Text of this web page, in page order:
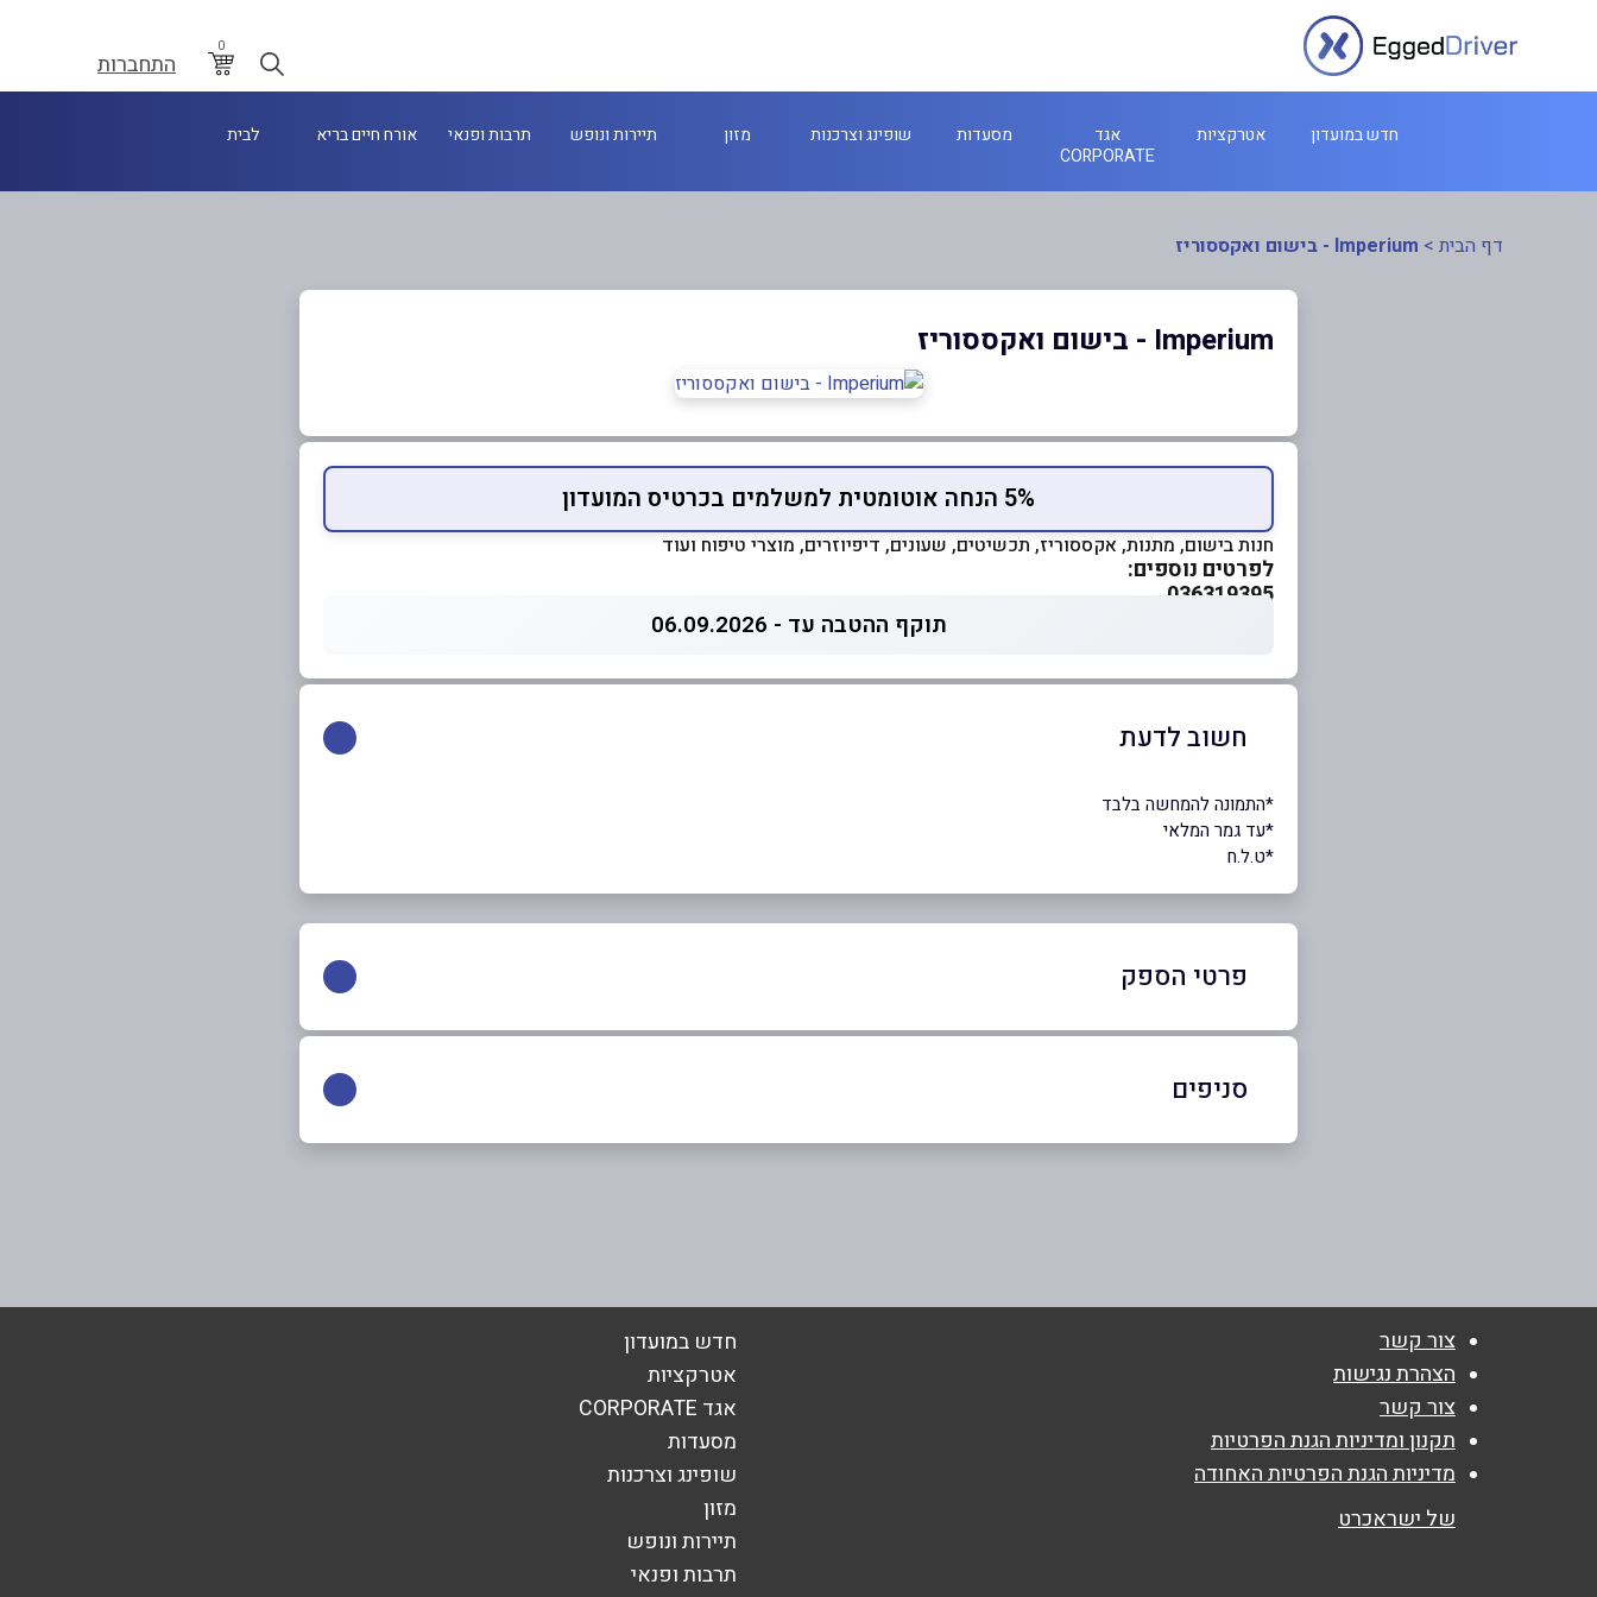
0
התחברות
חדש במועדון אטרקציות
אגד
CORPORATE
מסעדות שופינג וצרכנות מזון תיירות ונופש תרבות ופנאי אורח חיים בריא לבית
דף הבית > Imperium - בישום ואקססוריז
Imperium - בישום ואקססוריז
5% הנחה אוטומטית למשלמים בכרטיס המועדון
חנות בישום, מתנות, אקססוריז, תכשיטים, שעונים, דיפיוזרים, מוצרי טיפוח ועוד
לפרטים נוספים:
036319395
תוקף ההטבה עד - 06.09.2026
חשוב לדעת
*התמונה להמחשה בלבד
*עד גמר המלאי
*ט.ל.ח
פרטי הספק
03-6319395
|
052-6634595
סניפים
צור קשר
הצהרת נגישות
צור קשר
תקנון ומדיניות הגנת הפרטיות
מדיניות הגנת הפרטיות האחודה
של ישראכרט
חדש במועדון
אטרקציות
אגד CORPORATE
מסעדות
שופינג וצרכנות
מזון
תיירות ונופש
תרבות ופנאי